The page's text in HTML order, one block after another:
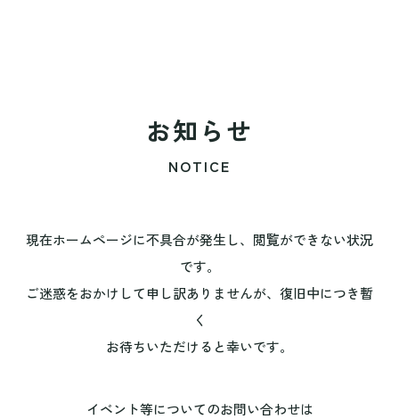
お知らせ
NOTICE
現在ホームページに不具合が発生し、閲覧ができない状況
です。
ご迷惑をおかけして申し訳ありませんが、復旧中につき暫
く
お待ちいただけると幸いです。
イベント等についてのお問い合わせは